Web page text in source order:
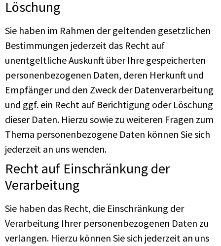
Löschung
Sie haben im Rahmen der geltenden gesetzlichen
Bestimmungen jederzeit das Recht auf
unentgeltliche Auskunft über Ihre gespeicherten
personenbezogenen Daten, deren Herkunft und
Empfänger und den Zweck der Datenverarbeitung
und ggf. ein Recht auf Berichtigung oder Löschung
dieser Daten. Hierzu sowie zu weiteren Fragen zum
Thema personenbezogene Daten können Sie sich
jederzeit an uns wenden.
Recht auf Einschränkung der
Verarbeitung
Sie haben das Recht, die Einschränkung der
Verarbeitung Ihrer personenbezogenen Daten zu
verlangen. Hierzu können Sie sich jederzeit an uns